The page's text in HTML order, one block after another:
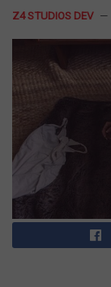
Z4 STUDIOS DEV